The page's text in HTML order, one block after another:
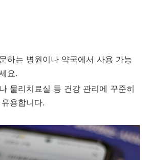
하는 병원이나 약국에서 사용 가능
요.
물리치료실 등 건강 관리에 꾸준히
용합니다.